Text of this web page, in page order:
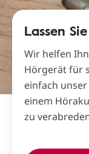
Lassen
Wir helfen
Hörgerät für
einfach
einem
zu